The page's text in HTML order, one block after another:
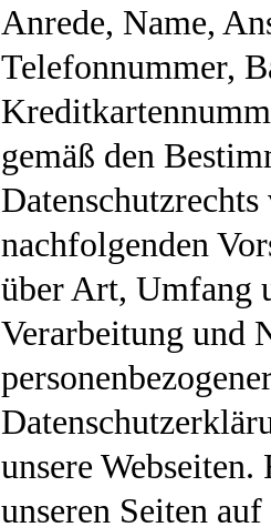
Anrede, Name,
Telefonnummer,
gemäß den
nachfolgenden
über Art, Umfang
Verarbeitung und
unsere
unseren Seiten